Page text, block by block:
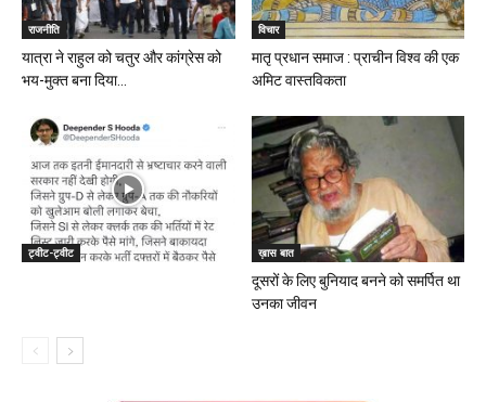
राजनीति
यात्रा ने राहुल को चतुर और कांग्रेस को
भय-मुक्त बना दिया...
विचार
मातृ प्रधान समाज : प्राचीन विश्व की एक
अमिट वास्तविकता
ट्वीट-ट्वीट ख़ास बात
दूसरों के लिए बुनियाद बनने को समर्पित था
उनका जीवन